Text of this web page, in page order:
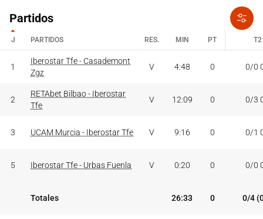
Partidos
J PARTIDOS RES. MIN PT T2
PARTIDOS
1
Iberostar Tfe - Casademont
Zgz
V 4:48 0 0/0
2
RETAbet Bilbao - Iberostar
Tfe
V 12:09 0 0/3
3 UCAM Murcia - Iberostar Tfe V 9:16 0 0/1
5 Iberostar Tfe - Urbas Fuenla V 0:20 0 0/0
Totales 26:33 0 0/4